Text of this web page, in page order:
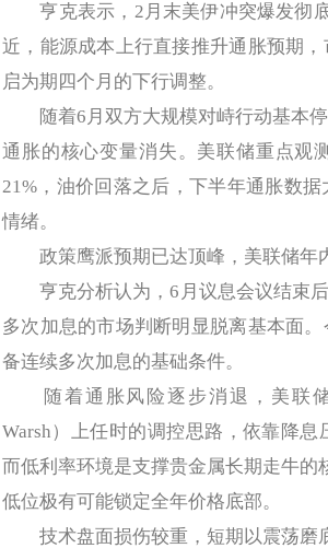
亨克表示，2月末美伊冲突爆发彻底
近，能源成本上行直接推升通胀预期
启为期四个月的下行调整。
随着6月双方大规模对峙行动基本停
通胀的核心变量消失。美联储重点观
21%，油价回落之后，下半年通胀数
情绪。
政策鹰派预期已达顶峰，美联储年
亨克分析认为，6月议息会议结束后
多次加息的市场判断明显脱离基本面
备连续多次加息的基础条件。
随着通胀风险逐步消退，美联储
Warsh）上任时的调控思路，依靠降
而低利率环境是支撑贵金属长期走牛
低位极有可能锁定全年价格底部。
技术盘面损伤较重，短期以震荡磨